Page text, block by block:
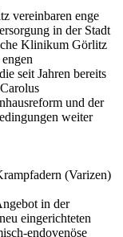
vereinbaren enge
in der Stadt
Klinikum Görlitz
seit Jahren bereits
und der
weiter
(Varizen)
in der
eingerichteten
endovenöse